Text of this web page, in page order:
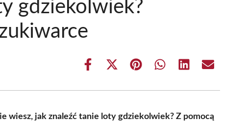
gdziekolwiek?
Share
Share
(Twitter)
Share Share Share Share
wiesz, jak znaleźć tanie loty gdziekolwiek? Z pomocą